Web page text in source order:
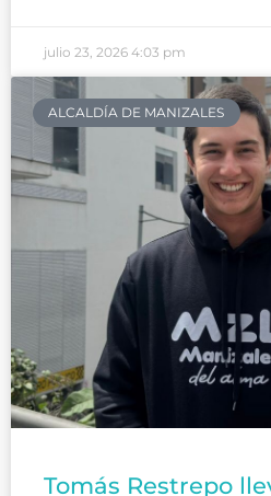
julio 23, 2026 4:03 pm
ALCALDÍA DE MANIZALES
Tomás Restrepo